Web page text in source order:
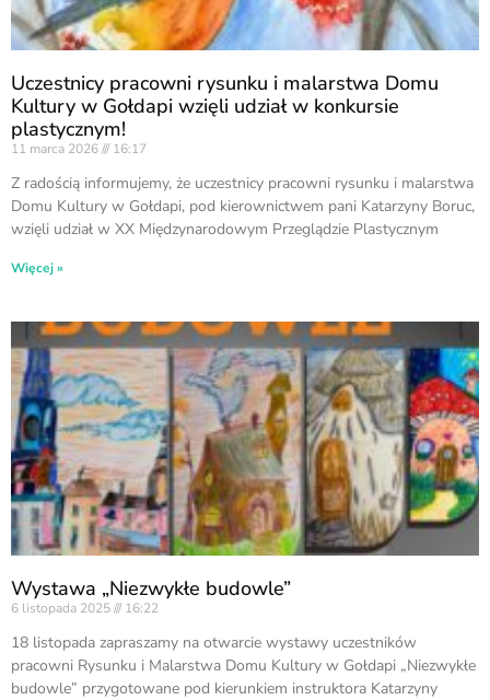
Uczestnicy pracowni rysunku i malarstwa Domu
Kultury w Gołdapi wzięli udział w konkursie
plastycznym!
11 marca 2026 16:17
Z radością informujemy, że uczestnicy pracowni rysunku i malarstwa
Domu Kultury w Gołdapi, pod kierownictwem pani Katarzyny Boruc,
wzięli udział w XX Międzynarodowym Przeglądzie Plastycznym
Więcej »
Wystawa „Niezwykłe budowle”
6 listopada 2025 16:22
18 listopada zapraszamy na otwarcie wystawy uczestników
pracowni Rysunku i Malarstwa Domu Kultury w Gołdapi „Niezwykłe
budowle” przygotowane pod kierunkiem instruktora Katarzyny